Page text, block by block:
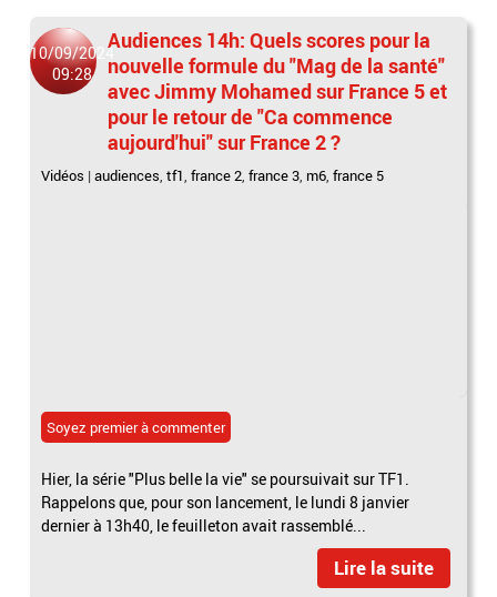
10/09/2024
09:28
Audiences 14h: Quels scores pour la
nouvelle formule du "Mag de la santé"
avec Jimmy Mohamed sur France 5 et
pour le retour de "Ca commence
aujourd'hui" sur France 2 ?
Vidéos |audiences,tf1,france 2,france 3, m6,france 5
Soyez premier à commenter
Hier, la série "Plus belle la vie" se poursuivait sur TF1.
Rappelons que, pour son lancement, le lundi 8 janvier
dernier à 13h40, le feuilleton avait rassemblé...
Lire la suite